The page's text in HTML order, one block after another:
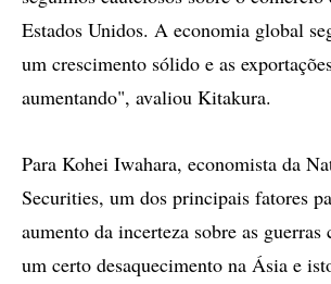
Estados Unidos. A economia global
um crescimento sólido e as
aumentando", avaliou Kitakura.
Para Kohei Iwahara, economista da
Securities, um dos principais fatores
aumento da incerteza sobre as
um certo desaquecimento na Ásia e